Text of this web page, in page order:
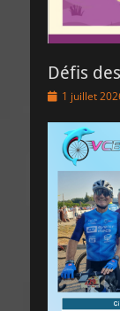
Défis
Posted1 juillet